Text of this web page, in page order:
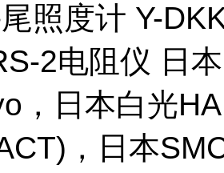
照度计 Y-
2电阻仪 日
，日本白光
，日本